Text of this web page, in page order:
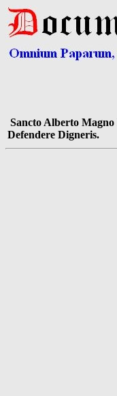
Sancto Alberto
Defendere Digneris.